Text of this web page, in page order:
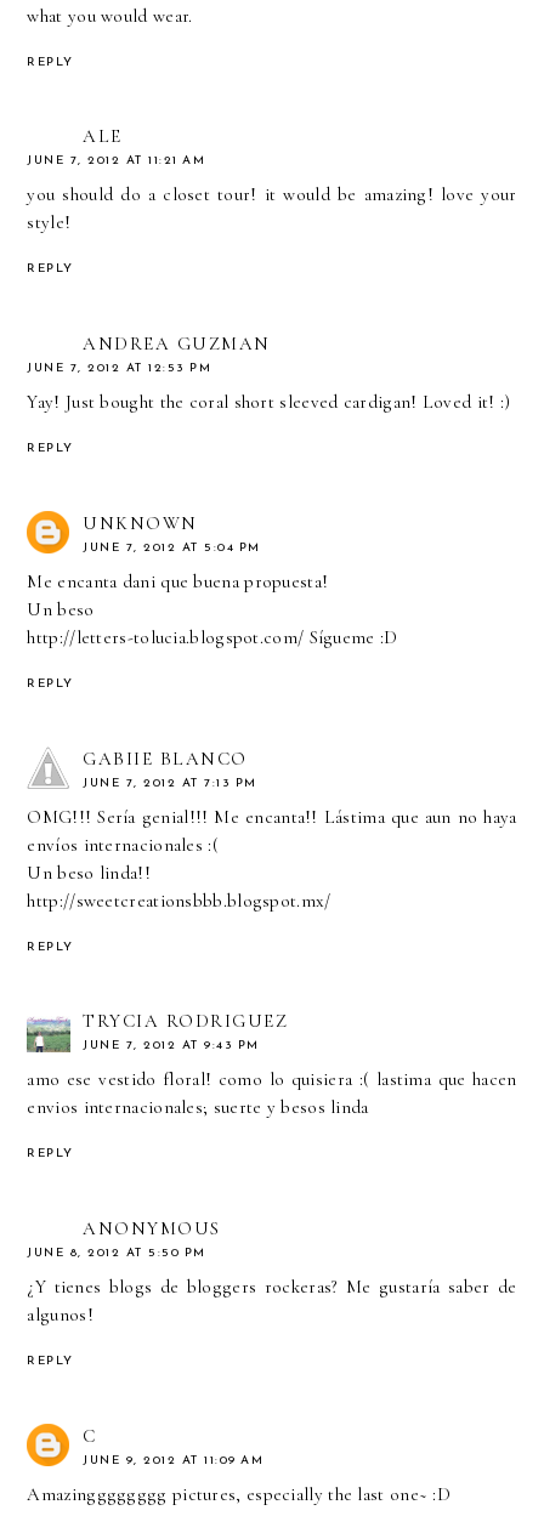
what you would wear.
REPLY
ALE
JUNE 7, 2012 AT 11:21 AM
you should do a closet tour! it would be amazing! love your
style!
REPLY
ANDREA GUZMAN
JUNE 7, 2012 AT 12:53 PM
Yay! Just bought the coral short sleeved cardigan! Loved it! :)
REPLY
UNKNOWN
JUNE 7, 2012 AT 5:04 PM
Me encanta dani que buena propuesta!
Un beso
http://letters-tolucia.blogspot.com/ Sígueme :D
REPLY
GABIIE BLANCO
JUNE 7, 2012 AT 7:13 PM
OMG!!! Sería genial!!! Me encanta!! Lástima que aun no haya
envíos internacionales :(
Un beso linda!!
http://sweetcreationsbbb.blogspot.mx/
REPLY
TRYCIA RODRIGUEZ
JUNE 7, 2012 AT 9:43 PM
amo ese vestido floral! como lo quisiera :( lastima que hacen
envios internacionales; suerte y besos linda
REPLY
ANONYMOUS
JUNE 8, 2012 AT 5:50 PM
¿Y tienes blogs de bloggers rockeras? Me gustaría saber de
algunos!
REPLY
C
JUNE 9, 2012 AT 11:09 AM
Amazingggggggg pictures, especially the last one~ :D